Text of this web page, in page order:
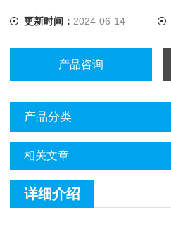
更新时间： 2024-06-14
产品咨询
产品分类
相关文章
详细介绍